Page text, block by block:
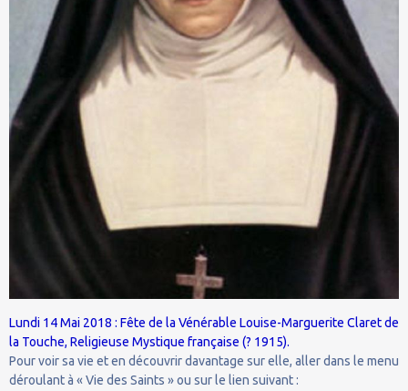
Lundi 14 Mai 2018 : Fête de la Vénérable Louise-Marguerite Claret de
la Touche, Religieuse Mystique française (? 1915).
Pour voir sa vie et en découvrir davantage sur elle, aller dans le menu
déroulant à « Vie des Saints » ou sur le lien suivant :